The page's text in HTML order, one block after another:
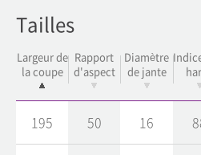
Tailles
Largeur de
la coupe
Rapport
d'aspect
Diamètre
de jante
195 50 16